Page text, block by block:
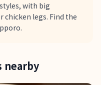
with big
chicken legs. Find the
nearby